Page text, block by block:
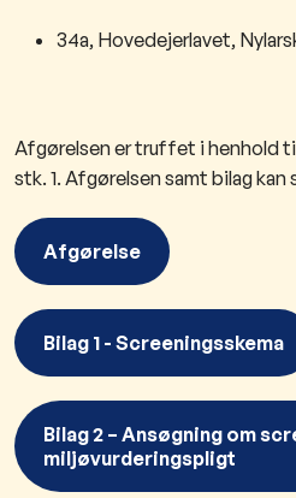
34a, Hovedejerlavet,
Afgørelsen er truffet i henhold
stk. 1. Afgørelsen samt bilag kan
Afgørelse
Bilag 1 - Screeningsskema
Bilag 2 – Ansøgning om
miljøvurderingspligt